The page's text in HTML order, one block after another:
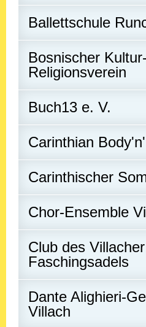
Ballettschule
Bosnischer
Religionsverein
Buch13 e. V.
Carinthian
Carinthischer
Chor-Ensemble
Club des Villacher
Faschingsadels
Dante Alighieri-
Villach